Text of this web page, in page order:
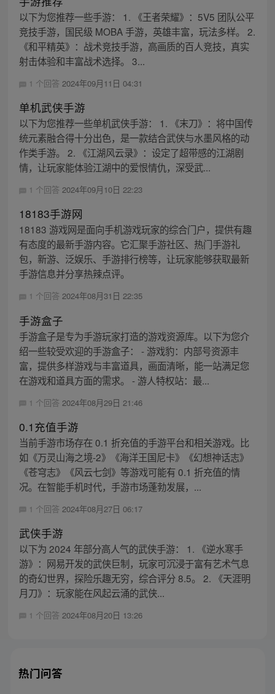
以下为您推荐一些手游： 1. 《王者荣耀》：5V5 团队公平
竞技手游，国民级 MOBA 手游，英雄丰富，玩法多样。 2.
《和平精英》：战术竞技手游，高画质的百人竞技，真实
射击体验和丰富战术选择。 3...
1 个回答 2024年09月11日 04:31
单机武侠手游
以下为您推荐一些单机武侠手游： 1. 《末刀》：将中国传
统元素融合得十分出色，是一款结合武侠与水墨风格的动
作类手游。 2. 《江湖风云录》：设定了超带感的江湖剧
情，让玩家能体验江湖中的爱恨情仇，深受武...
1 个回答 2024年09月10日 22:23
18183手游网
18183 游戏网是面向手机游戏玩家的综合门户，提供有趣
有态度的最新手游内容。它汇聚手游社区、热门手游礼
包，新游、泛娱乐、手游排行榜等，让玩家能够获取最新
手游信息并分享热辣点评。
1 个回答 2024年08月31日 22:35
手游盒子
手游盒子是专为手游玩家打造的游戏资源库。以下为您介
绍一些较受欢迎的手游盒子： - 游戏豹：内部号资源丰
富，提供多样游戏与丰富道具，画面清晰，能一站满足您
在游戏和道具方面的需求。 - 游人特权站：最...
1 个回答 2024年08月29日 21:46
0.1充值手游
当前手游市场存在 0.1 折充值的手游平台和相关游戏。比
如《万灵山海之境-2》《海洋王国尼卡》《幻想神话志》
《苍穹志》《风云七剑》等游戏可能有 0.1 折充值的情
况。在智能手机时代，手游市场蓬勃发展，...
1 个回答 2024年08月27日 06:17
武侠手游
以下为 2024 年部分高人气的武侠手游： 1. 《逆水寒手
游》：网易开发的武侠巨制，玩家可沉浸于富有艺术气息
的奇幻世界，探险乐趣无穷，综合评分 8.5。 2. 《天涯明
月刀》：玩家能在风起云涌的武侠...
1 个回答 2024年08月20日 13:26
热门问答